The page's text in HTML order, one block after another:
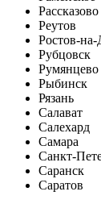
Рассказово
Реутов
Ростов-
Рубцовск
Румянцево
Рыбинск
Рязань
Салават
Салехард
Самара
Санкт-
Саранск
Саратов